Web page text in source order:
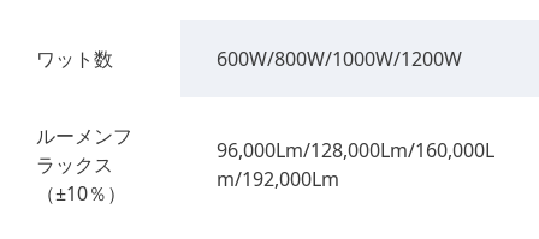
ワット数 600W/800W/1000W/1200W
ルーメンフ
ラックス
（±10％）
96,000Lm/128,000Lm/160,000L
m/192,000Lm